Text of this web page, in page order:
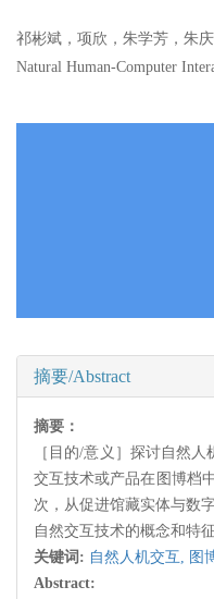
祁彬斌，项欣，朱学芳，朱
Natural Human-Computer
摘要/Abstract
摘要：
［目的/意义］探讨自然
交互技术或产品在图博档
次，从促进馆藏实体与数
自然交互技术的概念和特
关键词: 自然人机交互, 图
Abstract: